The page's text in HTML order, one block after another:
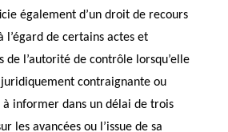
également d’un droit de recours
de certains actes et
de l’autorité de contrôle lorsqu’elle
contraignante ou
à informer dans un délai de trois
les avancées ou l’issue de sa